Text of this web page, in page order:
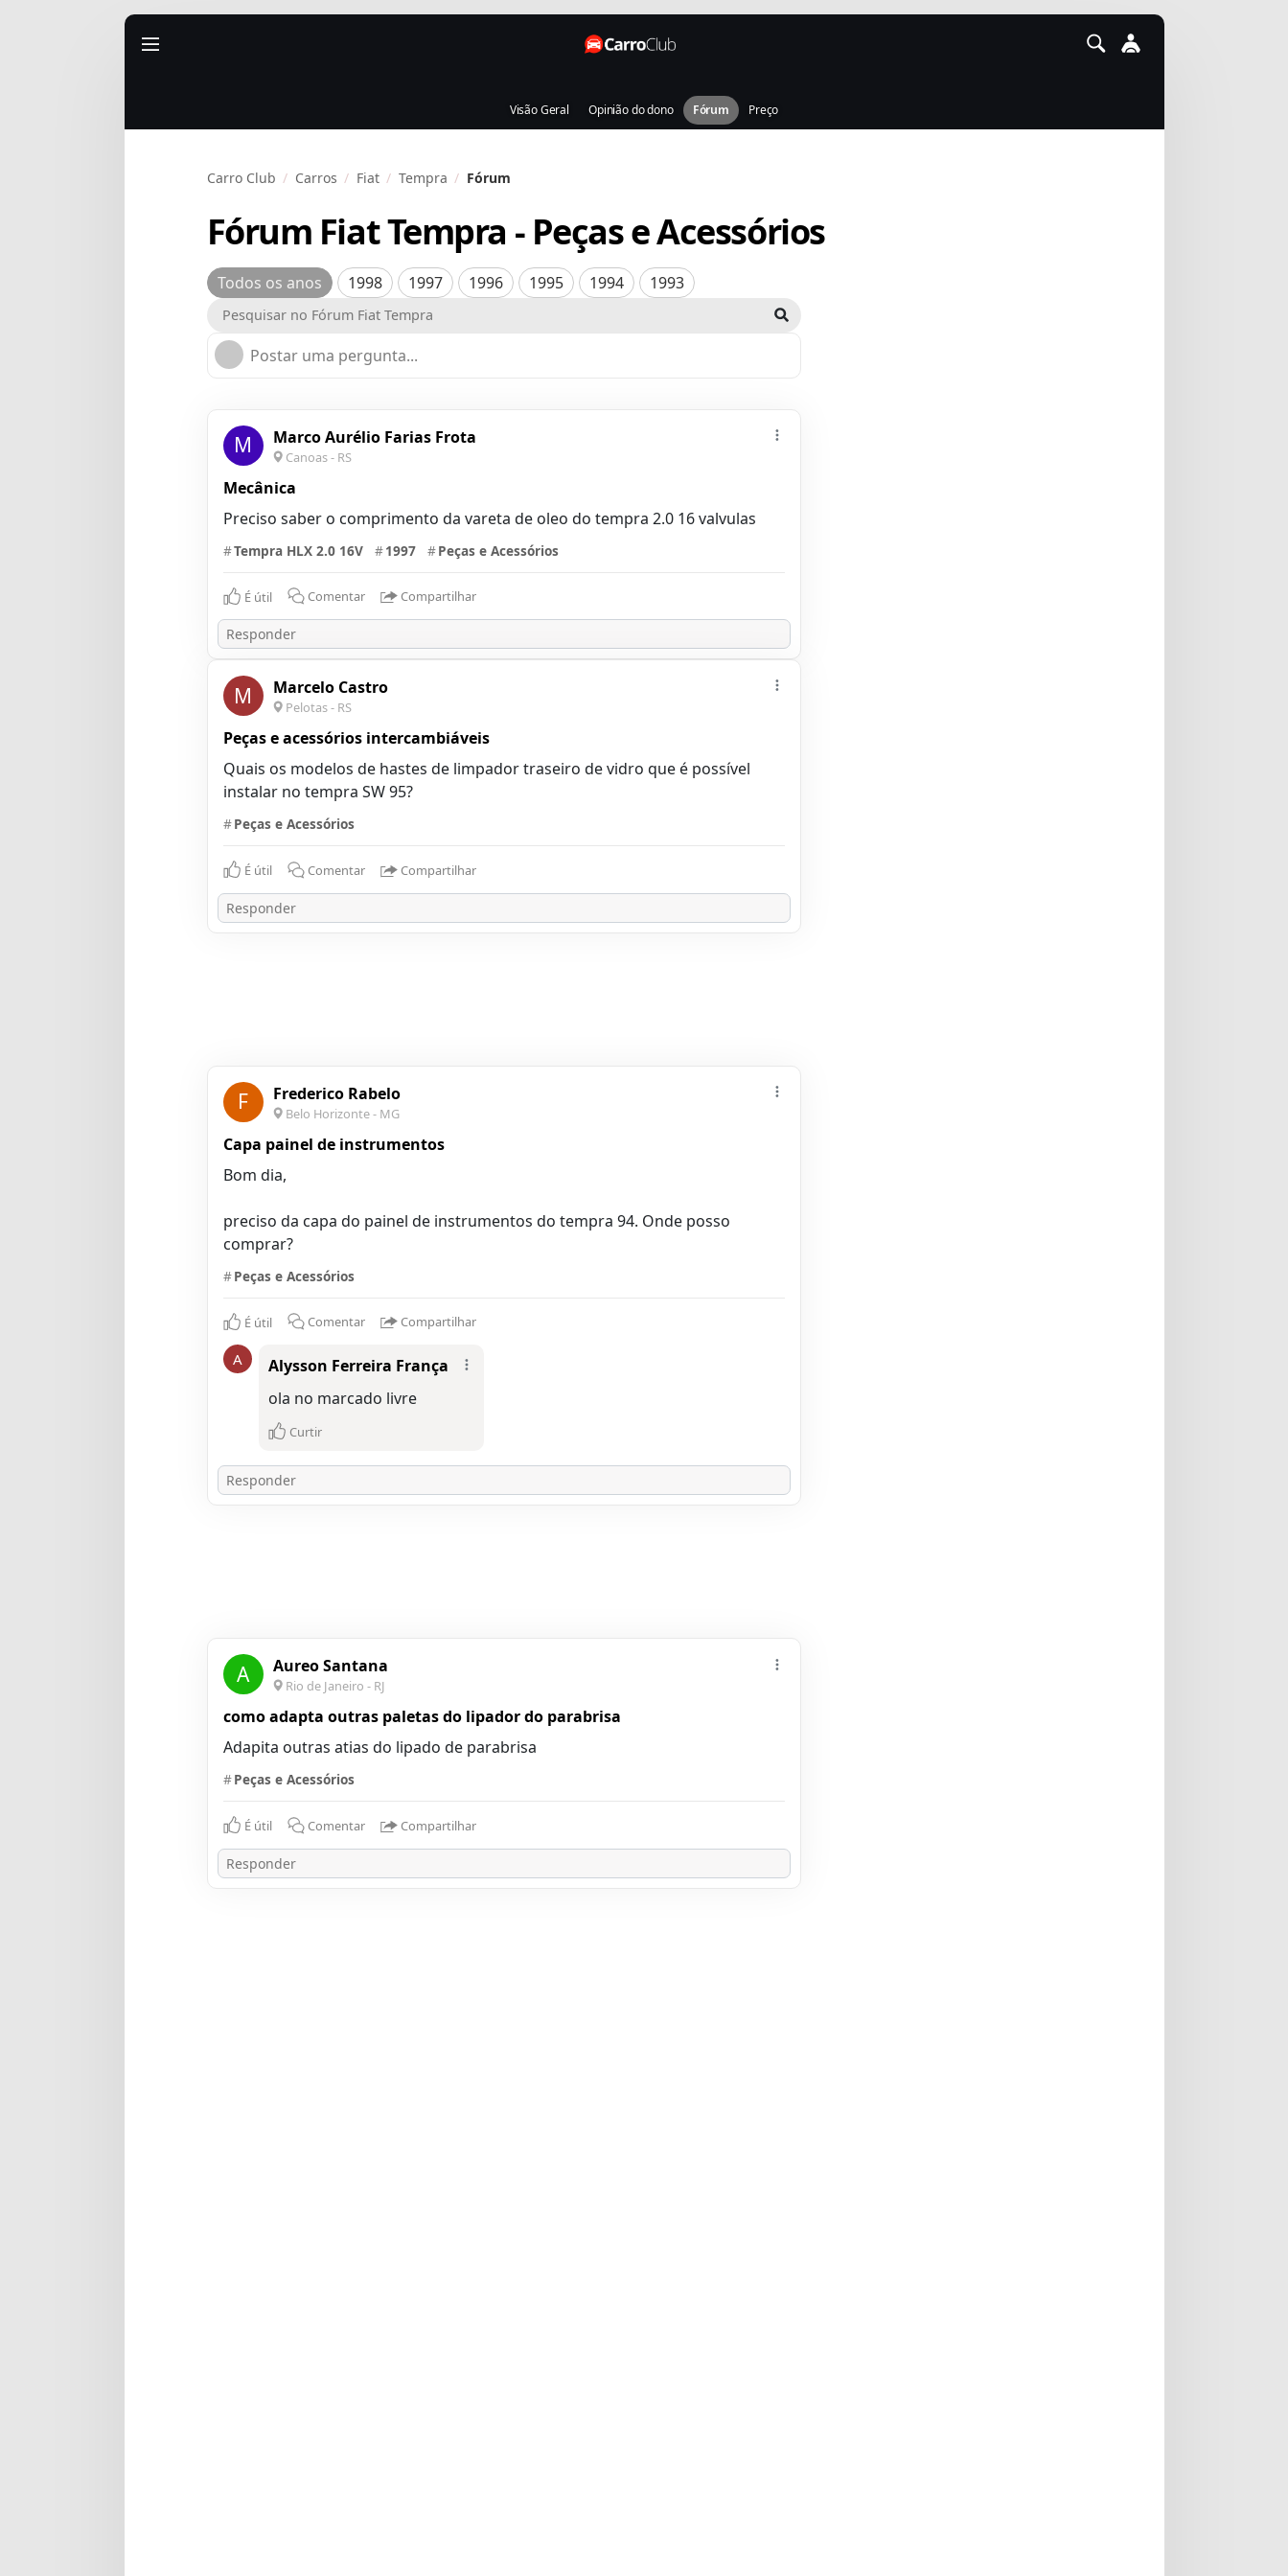
Visão Geral Opinião do dono Fórum Preço
Carro Club Carros Fiat Tempra Fórum
Fórum Fiat Tempra - Peças e Acessórios
Todos os anos 1998 1997 1996 1995 1994 1993
Postar uma pergunta...
M Marco Aurélio Farias Frota
Canoas - RS
Mecânica
Preciso saber o comprimento da vareta de oleo do tempra 2.0 16 valvulas
#Tempra HLX 2.0 16V #1997 #Peças e Acessórios
É útil Comentar Compartilhar
M Marcelo Castro
Pelotas - RS
Peças e acessórios intercambiáveis
Quais os modelos de hastes de limpador traseiro de vidro que é possível
instalar no tempra SW 95?
#Peças e Acessórios
É útil Comentar Compartilhar
F Frederico Rabelo
Belo Horizonte - MG
Capa painel de instrumentos
Bom dia,
preciso da capa do painel de instrumentos do tempra 94. Onde posso
comprar?
#Peças e Acessórios
É útil Comentar Compartilhar
A
Alysson Ferreira França
ola no marcado livre
Curtir
A Aureo Santana
Rio de Janeiro - RJ
como adapta outras paletas do lipador do parabrisa
Adapita outras atias do lipado de parabrisa
#Peças e Acessórios
É útil Comentar Compartilhar